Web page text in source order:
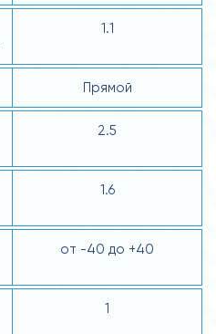
1.1
Прямой
2.5
1.6
от -40 до +40
1